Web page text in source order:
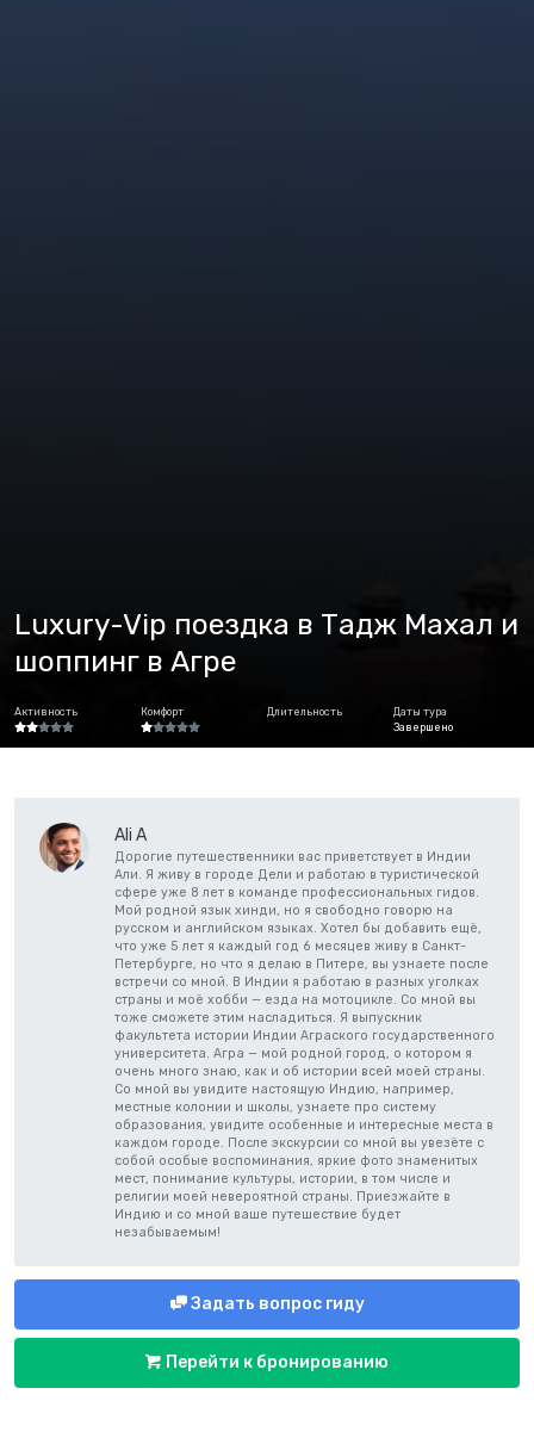
Luxury-Vip поездка в Тадж Махал и
шоппинг в Агре
Активность Комфорт Длительность
Даты тура
Завершено
Ali A
Дорогие путешественники вас приветствует в Индии
Али. Я живу в городе Дели и работаю в туристической
сфере уже 8 лет в команде профессиональных гидов.
Мой родной язык хинди, но я свободно говорю на
русском и английском языках. Хотел бы добавить ещё,
что уже 5 лет я каждый год 6 месяцев живу в Санкт-
Петербурге, но что я делаю в Питере, вы узнаете после
встречи со мной. В Индии я работаю в разных уголках
страны и моё хобби — езда на мотоцикле. Со мной вы
тоже сможете этим насладиться. Я выпускник
факультета истории Индии Аграского государственного
университета. Агра — мой родной город, о котором я
очень много знаю, как и об истории всей моей страны.
Со мной вы увидите настоящую Индию, например,
местные колонии и школы, узнаете про систему
образования, увидите особенные и интересные места в
каждом городе. После экскурсии со мной вы увезёте с
собой особые воспоминания, яркие фото знаменитых
мест, понимание культуры, истории, в том числе и
религии моей невероятной страны. Приезжайте в
Индию и со мной ваше путешествие будет
незабываемым!
Задать вопрос гиду
Перейти к бронированию